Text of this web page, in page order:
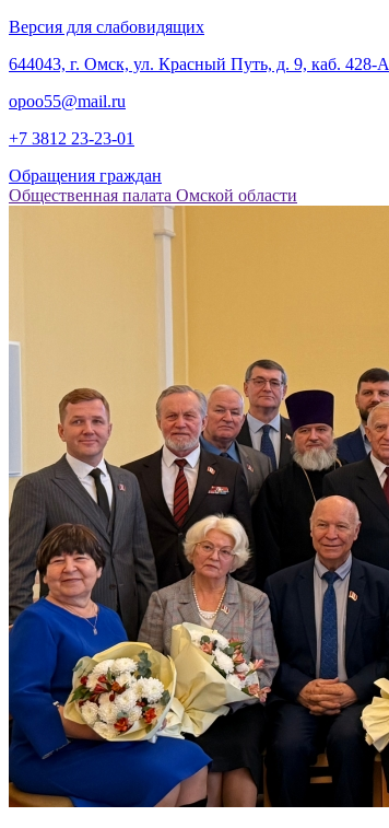
Версия для слабовидящих
‎644043, г. Омск, ул. Красный Путь, д. 9, каб. 428-А
opoo55@mail.ru
+7 3812 23-23-01
Обращения граждан
Общественная палата Омской области